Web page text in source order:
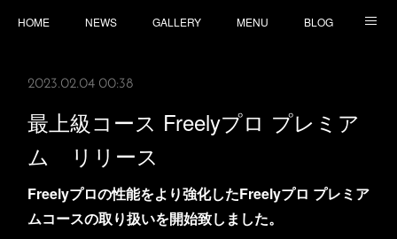
HOME NEWS GALLERY MENU BLOG
2023.02.04 00:38
最上級コース Freelyプロ プレミア
ム リリース
Freelyプロの性能をより強化したFreelyプロ プレミア
ムコースの取り扱いを開始致しました。